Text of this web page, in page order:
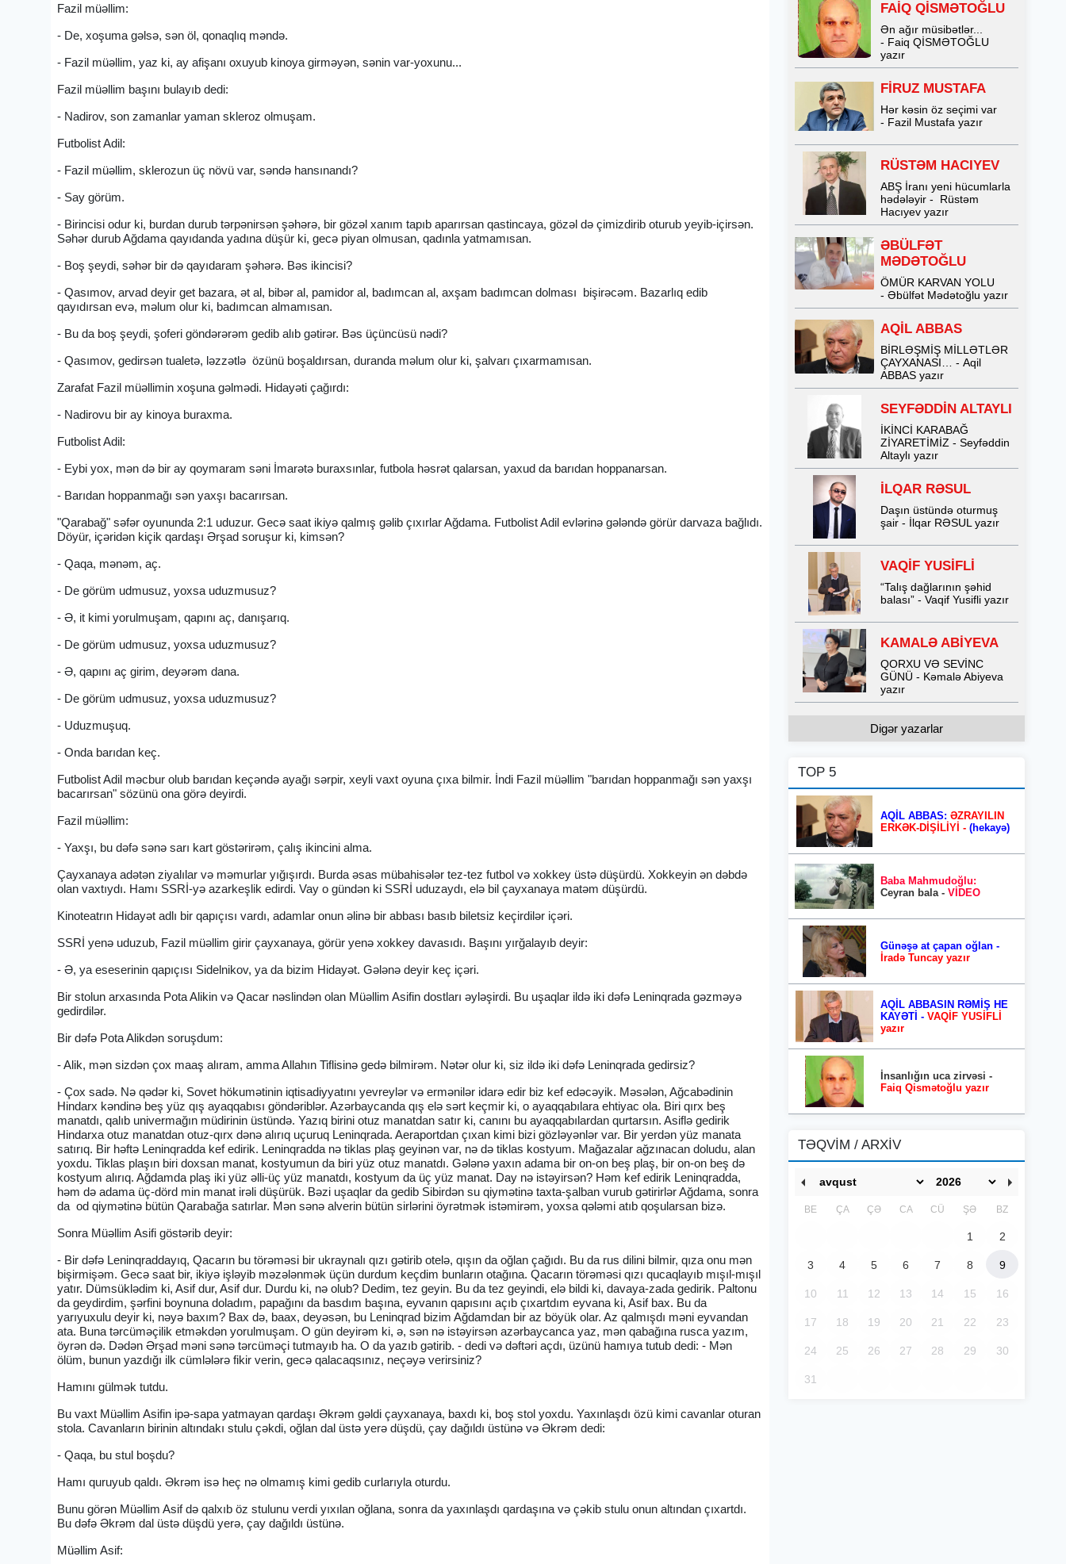
Fazil müəllim:
- De, xoşuma gəlsə, sən öl, qonaqlıq məndə.
- Fazil müəllim, yaz ki, ay afişanı oxuyub kinoya girməyən, sənin var-yoxunu...
Fazil müəllim başını bulayıb dedi:
- Nadirov, son zamanlar yaman skleroz olmuşam.
Futbolist Adil:
- Fazil müəllim, sklerozun üç növü var, səndə hansınandı?
- Say görüm.
- Birincisi odur ki, burdan durub tərpənirsən şəhərə, bir gözəl xanım tapıb aparırsan qastincaya, gözəl də çimizdirib oturub yeyib-içirsən.
Səhər durub Ağdama qayıdanda yadına düşür ki, gecə piyan olmusan, qadınla yatmamısan.
- Boş şeydi, səhər bir də qayıdaram şəhərə. Bəs ikincisi?
- Qasımov, arvad deyir get bazara, ət al, bibər al, pamidor al, badımcan al, axşam badımcan dolması bişirəcəm. Bazarlıq edib
qayıdırsan evə, məlum olur ki, badımcan almamısan.
- Bu da boş şeydi, şoferi göndərərəm gedib alıb gətirər. Bəs üçüncüsü nədi?
- Qasımov, gedirsən tualetə, ləzzətlə özünü boşaldırsan, duranda məlum olur ki, şalvarı çıxarmamısan.
Zarafat Fazil müəllimin xoşuna gəlmədi. Hidayəti çağırdı:
- Nadirovu bir ay kinoya buraxma.
Futbolist Adil:
- Eybi yox, mən də bir ay qoymaram səni İmarətə buraxsınlar, futbola həsrət qalarsan, yaxud da barıdan hoppanarsan.
- Barıdan hoppanmağı sən yaxşı bacarırsan.
"Qarabağ" səfər oyununda 2:1 uduzur. Gecə saat ikiyə qalmış gəlib çıxırlar Ağdama. Futbolist Adil evlərinə gələndə görür darvaza bağlıdı.
Döyür, içəridən kiçik qardaşı Ərşad soruşur ki, kimsən?
- Qaqa, mənəm, aç.
- De görüm udmusuz, yoxsa uduzmusuz?
- Ə, it kimi yorulmuşam, qapını aç, danışarıq.
- De görüm udmusuz, yoxsa uduzmusuz?
- Ə, qapını aç girim, deyərəm dana.
- De görüm udmusuz, yoxsa uduzmusuz?
- Uduzmuşuq.
- Onda barıdan keç.
Futbolist Adil məcbur olub barıdan keçəndə ayağı sərpir, xeyli vaxt oyuna çıxa bilmir. İndi Fazil müəllim "barıdan hoppanmağı sən yaxşı
bacarırsan" sözünü ona görə deyirdi.
Fazil müəllim:
- Yaxşı, bu dəfə sənə sarı kart göstərirəm, çalış ikincini alma.
Çayxanaya adətən ziyalılar və məmurlar yığışırdı. Burda əsas mübahisələr tez-tez futbol və xokkey üstə düşürdü. Xokkeyin ən dəbdə
olan vaxtıydı. Hamı SSRİ-yə azarkeşlik edirdi. Vay o gündən ki SSRİ uduzaydı, elə bil çayxanaya matəm düşürdü.
Kinoteatrın Hidayət adlı bir qapıçısı vardı, adamlar onun əlinə bir abbası basıb biletsiz keçirdilər içəri.
SSRİ yenə uduzub, Fazil müəllim girir çayxanaya, görür yenə xokkey davasıdı. Başını yırğalayıb deyir:
- Ə, ya eseserinin qapıçısı Sidelnikov, ya da bizim Hidayət. Gələnə deyir keç içəri.
Bir stolun arxasında Pota Alikin və Qacar nəslindən olan Müəllim Asifin dostları əyləşirdi. Bu uşaqlar ildə iki dəfə Leninqrada gəzməyə
gedirdilər.
Bir dəfə Pota Alikdən soruşdum:
- Alik, mən sizdən çox maaş alıram, amma Allahın Tiflisinə gedə bilmirəm. Nətər olur ki, siz ildə iki dəfə Leninqrada gedirsiz?
- Çox sadə. Nə qədər ki, Sovet hökumətinin iqtisadiyyatını yevreylər və ermənilər idarə edir biz kef edəcəyik. Məsələn, Ağcabədinin
Hindarx kəndinə beş yüz qış ayaqqabısı göndəriblər. Azərbaycanda qış elə sərt keçmir ki, o ayaqqabılara ehtiyac ola. Biri qırx beş
manatdı, qalıb univermağın müdirinin üstündə. Yazıq birini otuz manatdan satır ki, canını bu ayaqqabılardan qurtarsın. Asiflə gedirik
Hindarxa otuz manatdan otuz-qırx dənə alırıq uçuruq Leninqrada. Aeraportdan çıxan kimi bizi gözləyənlər var. Bir yerdən yüz manata
satırıq. Bir həftə Leninqradda kef edirik. Leninqradda nə tiklas plaş geyinən var, nə də tiklas kostyum. Mağazalar ağzınacan doludu, alan
yoxdu. Tiklas plaşın biri doxsan manat, kostyumun da biri yüz otuz manatdı. Gələnə yaxın adama bir on-on beş plaş, bir on-on beş də
kostyum alırıq. Ağdamda plaş iki yüz əlli-üç yüz manatdı, kostyum da üç yüz manat. Day nə istəyirsən? Həm kef edirik Leninqradda,
həm də adama üç-dörd min manat irəli düşürük. Bəzi uşaqlar da gedib Sibirdən su qiymətinə taxta-şalban vurub gətirirlər Ağdama, sonra
da od qiymətinə bütün Qarabağa satırlar. Mən sənə alverin bütün sirlərini öyrətmək istəmirəm, yoxsa qələmi atıb qoşularsan bizə.
Sonra Müəllim Asifi göstərib deyir:
- Bir dəfə Leninqraddayıq, Qacarın bu törəməsi bir ukraynalı qızı gətirib otelə, qışın da oğlan çağıdı. Bu da rus dilini bilmir, qıza onu mən
bişirmişəm. Gecə saat bir, ikiyə işləyib məzələnmək üçün durdum keçdim bunların otağına. Qacarın törəməsi qızı qucaqlayıb mışıl-mışıl
yatır. Dümsüklədim ki, Asif dur, Asif dur. Durdu ki, nə olub? Dedim, tez geyin. Bu da tez geyindi, elə bildi ki, davaya-zada gedirik. Paltonu
da geydirdim, şərfini boynuna doladım, papağını da basdım başına, eyvanın qapısını açıb çıxartdım eyvana ki, Asif bax. Bu da
yarıyuxulu deyir ki, nəyə baxım? Bax də, baax, deyəsən, bu Leninqrad bizim Ağdamdan bir az böyük olar. Az qalmışdı məni eyvandan
ata. Buna tərcüməçilik etməkdən yorulmuşam. O gün deyirəm ki, ə, sən nə istəyirsən azərbaycanca yaz, mən qabağına rusca yazım,
öyrən də. Dədən Ərşad məni sənə tərcüməçi tutmayıb ha. O da yazıb gətirib. - dedi və dəftəri açdı, üzünü hamıya tutub dedi: - Mən
ölüm, bunun yazdığı ilk cümlələrə fikir verin, gecə qalacaqsınız, neçəyə verirsiniz?
Hamını gülmək tutdu.
Bu vaxt Müəllim Asifin ipə-sapa yatmayan qardaşı Əkrəm gəldi çayxanaya, baxdı ki, boş stol yoxdu. Yaxınlaşdı özü kimi cavanlar oturan
stola. Cavanların birinin altındakı stulu çəkdi, oğlan dal üstə yerə düşdü, çay dağıldı üstünə və Əkrəm dedi:
- Qaqa, bu stul boşdu?
Hamı quruyub qaldı. Əkrəm isə heç nə olmamış kimi gedib curlarıyla oturdu.
Bunu görən Müəllim Asif də qalxıb öz stulunu verdi yıxılan oğlana, sonra da yaxınlaşdı qardaşına və çəkib stulu onun altından çıxartdı.
Bu dəfə Əkrəm dal üstə düşdü yerə, çay dağıldı üstünə.
Müəllim Asif:
FAİQ QİSMƏTOĞLU
Ən ağır müsibətlər...
- Faiq QİSMƏTOĞLU
yazır
FİRUZ MUSTAFA
Hər kəsin öz seçimi var
- Fazil Mustafa yazır
RÜSTƏM HACIYEV
ABŞ İranı yeni hücumlarla
hədələyir - Rüstəm
Hacıyev yazır
ƏBÜLFƏT
MƏDƏTOĞLU
ÖMÜR KARVAN YOLU
- Əbülfət Mədətoğlu yazır
AQİL ABBAS
BİRLƏŞMİŞ MİLLƏTLƏR
ÇAYXANASI… - Aqil
ABBAS yazır
SEYFƏDDİN ALTAYLI
İKİNCİ KARABAĞ
ZİYARETİMİZ - Seyfəddin
Altaylı yazır
İLQAR RƏSUL
Daşın üstündə oturmuş
şair - İlqar RƏSUL yazır
VAQİF YUSİFLİ
“Talış dağlarının şəhid
balası” - Vaqif Yusifli yazır
KAMALƏ ABİYEVA
QORXU VƏ SEVİNC
GÜNÜ - Kəmalə Abiyeva
yazır
Digər yazarlar
TOP 5
AQİL ABBAS: ƏZRAYILIN
ERKƏK-DİŞİLİYİ - (hekayə)
Baba Mahmudoğlu:
Ceyran bala - VİDEO
Günəşə at çapan oğlan -
İradə Tuncay yazır
AQİL ABBASIN RƏMİŞ HE
KAYƏTİ - VAQİF YUSİFLİ
yazır
İnsanlığın uca zirvəsi -
Faiq Qismətoğlu yazır
TƏQVİM / ARXİV
BE ÇA ÇƏ CA CÜ ŞƏ BZ
1 2
3 4 5 6 7 8 9
10 11 12 13 14 15 16
17 18 19 20 21 22 23
24 25 26 27 28 29 30
31